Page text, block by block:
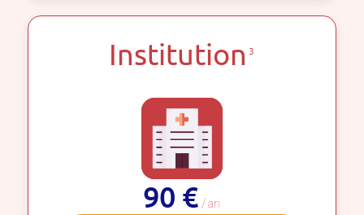
Institution 3
90 € / an